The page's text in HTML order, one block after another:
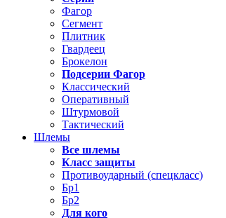
Фагор
Сегмент
Плитник
Гвардеец
Брокелон
Подсерии Фагор
Классический
Оперативный
Штурмовой
Тактический
Шлемы
Все шлемы
Класс защиты
Противоударный (спецкласс)
Бр1
Бр2
Для кого